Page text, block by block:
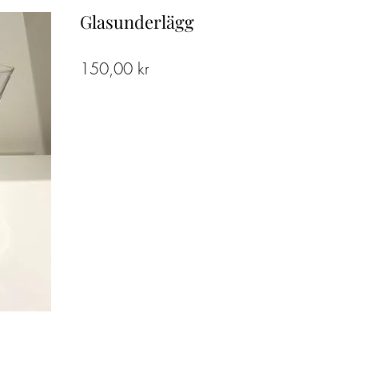
Glasunderlägg
150,00 krPris